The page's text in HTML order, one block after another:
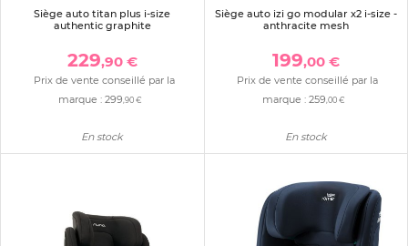
Siège auto titan plus i-size
authentic graphite
229,90 €
Prix de vente conseillé par la
marque :299 ,90 €
En stock
Siège auto izi go modular x2 i-size -
anthracite mesh
199,00 €
Prix de vente conseillé par la
marque :259 ,00 €
En stock